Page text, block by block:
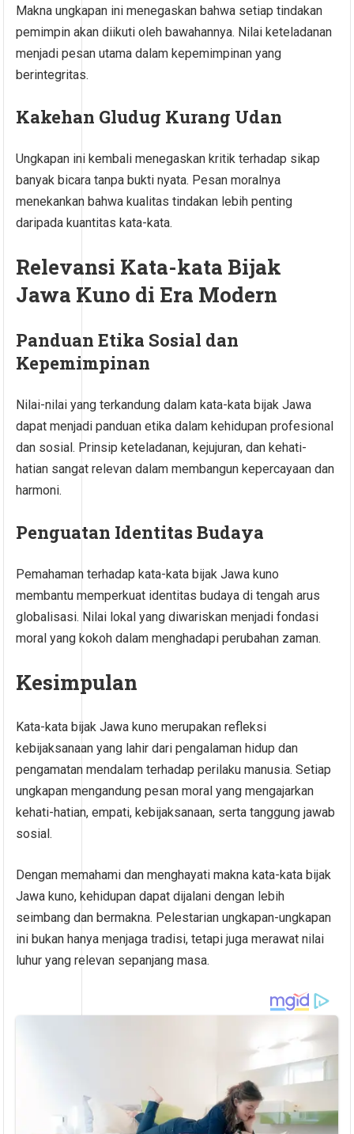
Makna ungkapan ini menegaskan bahwa setiap tindakan
pemimpin akan diikuti oleh bawahannya. Nilai keteladanan
menjadi pesan utama dalam kepemimpinan yang
berintegritas.
Kakehan Gludug Kurang Udan
Ungkapan ini kembali menegaskan kritik terhadap sikap
banyak bicara tanpa bukti nyata. Pesan moralnya
menekankan bahwa kualitas tindakan lebih penting
daripada kuantitas kata-kata.
Relevansi Kata-kata Bijak
Jawa Kuno di Era Modern
Panduan Etika Sosial dan
Kepemimpinan
Nilai-nilai yang terkandung dalam kata-kata bijak Jawa
dapat menjadi panduan etika dalam kehidupan profesional
dan sosial. Prinsip keteladanan, kejujuran, dan kehati-
hatian sangat relevan dalam membangun kepercayaan dan
harmoni.
Penguatan Identitas Budaya
Pemahaman terhadap kata-kata bijak Jawa kuno
membantu memperkuat identitas budaya di tengah arus
globalisasi. Nilai lokal yang diwariskan menjadi fondasi
moral yang kokoh dalam menghadapi perubahan zaman.
Kesimpulan
Kata-kata bijak Jawa kuno merupakan refleksi
kebijaksanaan yang lahir dari pengalaman hidup dan
pengamatan mendalam terhadap perilaku manusia. Setiap
ungkapan mengandung pesan moral yang mengajarkan
kehati-hatian, empati, kebijaksanaan, serta tanggung jawab
sosial.
Dengan memahami dan menghayati makna kata-kata bijak
Jawa kuno, kehidupan dapat dijalani dengan lebih
seimbang dan bermakna. Pelestarian ungkapan-ungkapan
ini bukan hanya menjaga tradisi, tetapi juga merawat nilai
luhur yang relevan sepanjang masa.